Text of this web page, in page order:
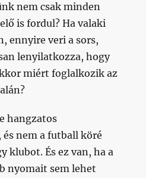
nem csak minden
is fordul? Ha valaki
ennyire veri a sors,
lenyilatkozza, hogy
miért foglalkozik az
hangzatos
nem a futball köré
klubot. És ez van, ha a
nyomait sem lehet